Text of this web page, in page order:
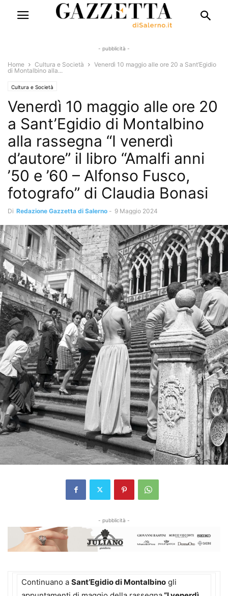
- pubblicità -
Home Cultura e Società
Venerdì 10 maggio alle ore 20 a Sant’Egidio
di Montalbino alla...
Cultura e Società
Venerdì 10 maggio alle ore 20
a Sant’Egidio di Montalbino
alla rassegna “I venerdì
d’autore” il libro “Amalfi anni
’50 e ’60 – Alfonso Fusco,
fotografo” di Claudia Bonasi
Di Redazione Gazzetta di Salerno - 9 Maggio 2024
- pubblicità -
Continuano a Sant’Egidio di Montalbino gli